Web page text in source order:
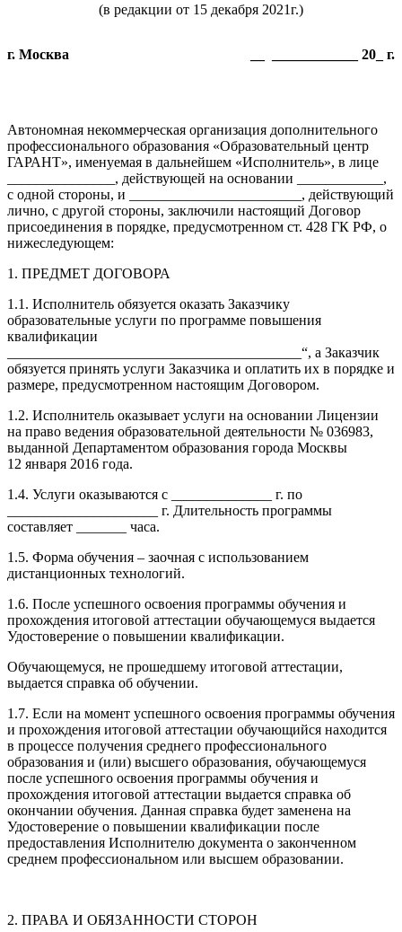
(в редакции от 15 декабря 2021г.)
г. Москва __ ____________ 20_ г.
Автономная некоммерческая организация дополнительного
профессионального образования «Образовательный центр
ГАРАНТ», именуемая в дальнейшем «Исполнитель», в лице
_______________, действующей на основании ____________,
с одной стороны, и ________________________, действующий
лично, с другой стороны, заключили настоящий Договор
присоединения в порядке, предусмотренном ст. 428 ГК РФ, о
нижеследующем:
1. ПРЕДМЕТ ДОГОВОРА
1.1. Исполнитель обязуется оказать Заказчику
образовательные услуги по программе повышения
квалификации
_________________________________________“, а Заказчик
обязуется принять услуги Заказчика и оплатить их в порядке и
размере, предусмотренном настоящим Договором.
1.2. Исполнитель оказывает услуги на основании Лицензии
на право ведения образовательной деятельности № 036983,
выданной Департаментом образования города Москвы
12 января 2016 года.
1.4. Услуги оказываются с ______________ г. по
_____________________ г. Длительность программы
составляет _______ часа.
1.5. Форма обучения – заочная с использованием
дистанционных технологий.
1.6. После успешного освоения программы обучения и
прохождения итоговой аттестации обучающемуся выдается
Удостоверение о повышении квалификации.
Обучающемуся, не прошедшему итоговой аттестации,
выдается справка об обучении.
1.7. Если на момент успешного освоения программы обучения
и прохождения итоговой аттестации обучающийся находится
в процессе получения среднего профессионального
образования и (или) высшего образования, обучающемуся
после успешного освоения программы обучения и
прохождения итоговой аттестации выдается справка об
окончании обучения. Данная справка будет заменена на
Удостоверение о повышении квалификации после
предоставления Исполнителю документа о законченном
среднем профессиональном или высшем образовании.
2. ПРАВА И ОБЯЗАННОСТИ СТОРОН